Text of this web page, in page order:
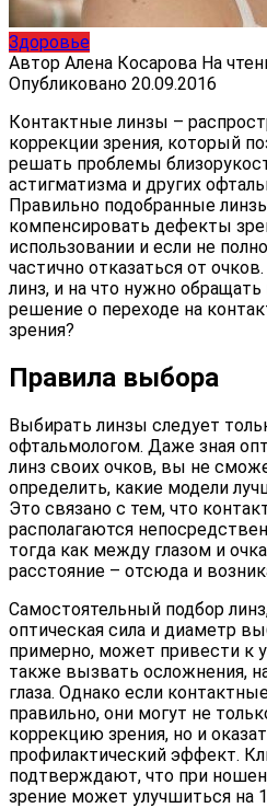
Здоровье
Автор Алена Косарова На
Опубликовано 20.09.2016
Контактные линзы –
коррекции зрения, который
решать проблемы
астигматизма и других
Правильно подобранные
компенсировать дефекты
использовании и если не
частично отказаться от
линз, и на что нужно
решение о переходе на
зрения?
Правила выбора
Выбирать линзы следует
офтальмологом. Даже зная
линз своих очков, вы не
определить, какие модели
Это связано с тем, что
располагаются
тогда как между глазом и
расстояние – отсюда и
Самостоятельный подбор
оптическая сила и диаметр
примерно, может привести к
также вызвать осложнения,
глаза. Однако если
правильно, они могут не
коррекцию зрения, но и
профилактический эффект.
подтверждают, что при
зрение может улучшиться на